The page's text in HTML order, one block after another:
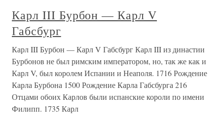
Карл III Бурбон — Карл V
Габсбург
Карл III Бурбон — Карл V Габсбург Карл III из династии
Бурбонов не был римским императором, но, так же как и
Карл V, был королем Испании и Неаполя. 1716 Рождение
Карла Бурбона 1500 Рождение Карла Габсбурга 216
Отцами обоих Карлов были испанские короли по имени
Филипп. 1735 Карл